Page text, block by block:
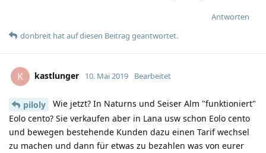
Antworten
donbreit hatauf diesen Beitrag geantwortet.
K kastlunger 10. Mai 2019 Bearbeitet
piloly
Wie jetzt? In Naturns und Seiser Alm "funktioniert"
Eolo cento? Sie verkaufen aber in Lana usw schon Eolo cento
und bewegen bestehende Kunden dazu einen Tarif wechsel
zu machen und dann für etwas zu bezahlen was von eurer